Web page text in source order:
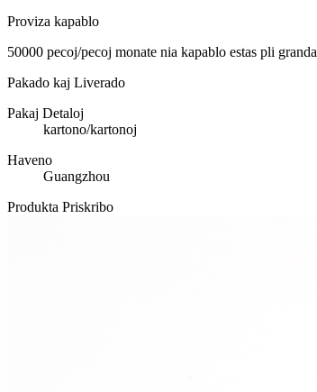
Proviza kapablo
50000 pecoj/pecoj monate nia kapablo estas pli granda
Pakado kaj Liverado
Pakaj Detaloj
kartono/kartonoj
Haveno
Guangzhou
Produkta Priskribo